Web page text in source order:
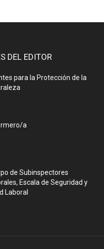
DEL EDITOR
para la Protección de la
a
de Subinspectores
Escala de Seguridad y
Laboral